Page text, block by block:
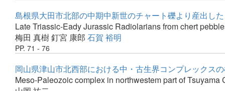
島根県大田市北部の中期中新世のチャート礫より産出し
Late Triassic-Eady Jurassic Radiolarians from chert
梅田 真樹釘宮 康郎 石賀 裕明
PP. 71 - 76
岡山県津山市北西部における中・古生界コンプレックス
Meso-Paleozoic complex in northwestem part of Tsuyama